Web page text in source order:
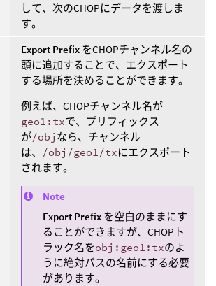
して、次のCHOPにデータを渡しま
す。
Export Prefix をCHOPチャンネル名の
頭に追加することで、エクスポート
する場所を決めることができます。
例えば、CHOPチャンネル名が
geo1:txで、プリフィックス
が/obj なら、チャンネル
は、
/obj/geo1/txにエクスポート
されます。
Note
Export Prefix を空白のままにす
ることができますが、CHOPト
ラック名をobj:geo1:txのよ
うに絶対パスの名前にする必要
があります。